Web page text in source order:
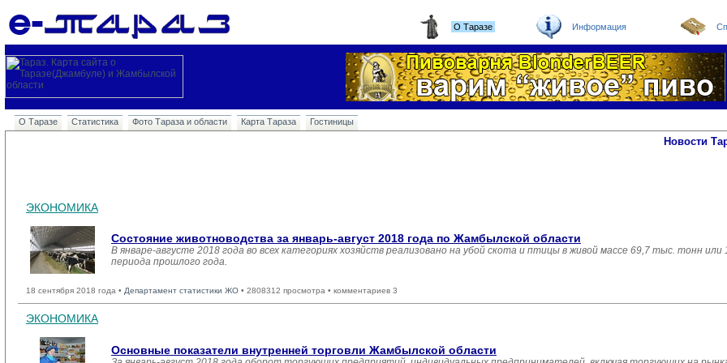
О Таразе Информация
О Таразе Статистика Фото Тараза и области Карта Тараза Гостиницы
Новости
ЭКОНОМИКА
Состояние животноводства за январь-август 2018 года по Жамбылской области
В январе-августе 2018 года во всех категориях хозяйств реализовано на убой скота и птицы в живой массе 69,7 тыс. тонн или
периода прошлого года.
18 сентября 2018 года • Департамент статистики ЖО • 2808312 просмотра • комментариев 3
ЭКОНОМИКА
Основные показатели внутренней торговли Жамбылской области